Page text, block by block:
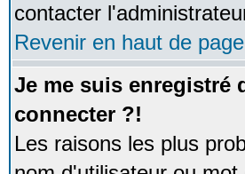
contacter
Revenir en haut de page
Je me suis enregistré
connecter ?!
Les raisons les plus